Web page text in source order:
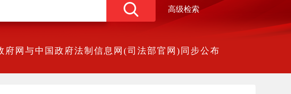
高级检索
网与中国政府法制信息网(司法部官网)同步公布